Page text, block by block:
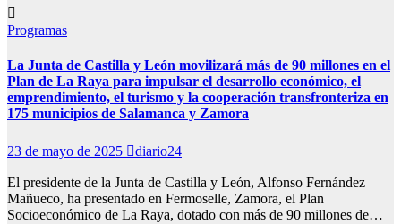
Programas
La Junta de Castilla y León movilizará más de 90 millones en el
Plan de La Raya para impulsar el desarrollo económico, el
emprendimiento, el turismo y la cooperación transfronteriza en
175 municipios de Salamanca y Zamora
23 de mayo de 2025 diario24
El presidente de la Junta de Castilla y León, Alfonso Fernández
Mañueco, ha presentado en Fermoselle, Zamora, el Plan
Socioeconómico de La Raya, dotado con más de 90 millones de…